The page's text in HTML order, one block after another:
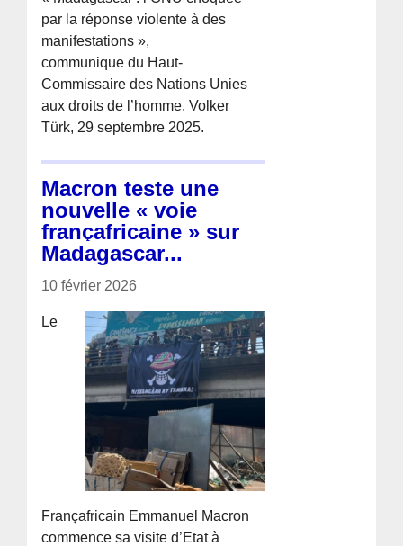
par la réponse violente à des
manifestations »,
communique du Haut-
Commissaire des Nations Unies
aux droits de l’homme, Volker
Türk, 29 septembre 2025.
Macron teste une
nouvelle « voie
françafricaine » sur
Madagascar...
10 février 2026
Le
Françafricain Emmanuel Macron
commence sa visite d’Etat à